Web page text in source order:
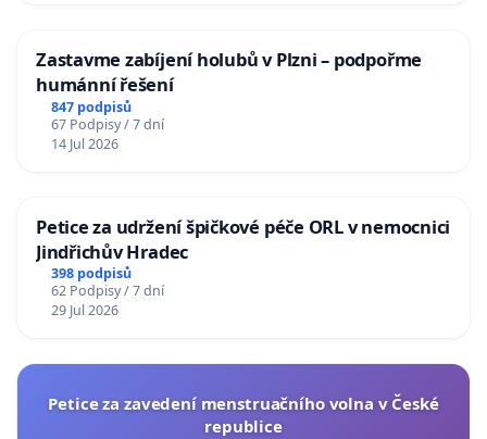
Zastavme zabíjení holubů v Plzni – podpořme
humánní řešení
847 podpisů
67 Podpisy / 7 dní
14 Jul 2026
Petice za udržení špičkové péče ORL v nemocnici
Jindřichův Hradec
398 podpisů
62 Podpisy / 7 dní
29 Jul 2026
Petice za zavedení menstruačního volna v České
republice